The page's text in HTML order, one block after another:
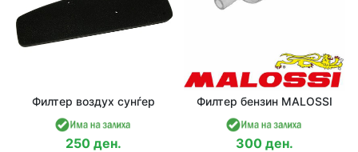
Филтер воздух сунѓер
250 ден.
Филтер бензин MALOSSI
300 ден.